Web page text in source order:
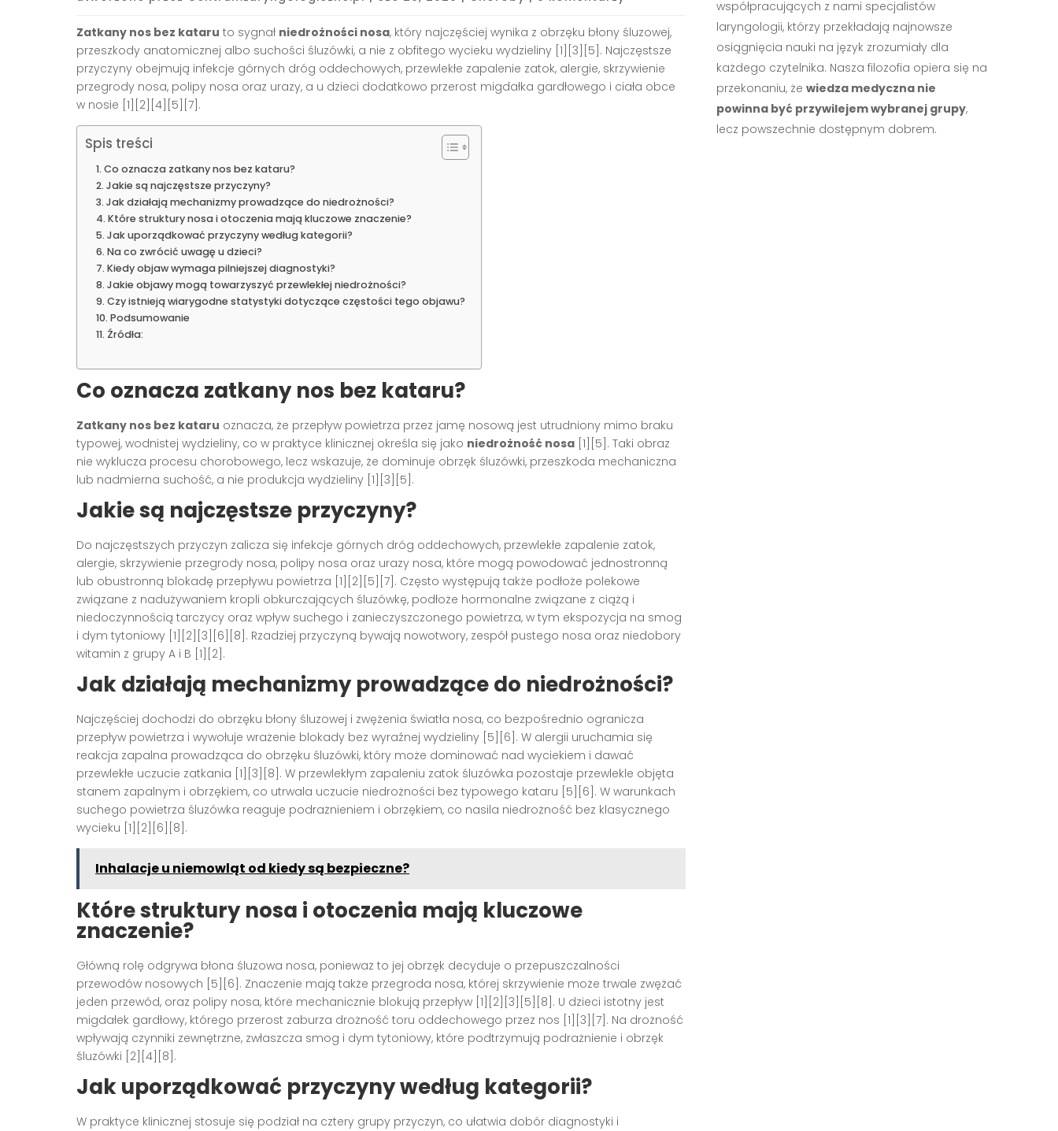
Zatkany nos bez kataru to sygnał niedrożności nosa, który najczęściej wynika z obrzęku błony śluzowej,
przeszkody anatomicznej albo suchości śluzówki, a nie z obfitego wycieku wydzieliny [1][3][5]. Najczęstsze
przyczyny obejmują infekcje górnych dróg oddechowych, przewlekłe zapalenie zatok, alergie, skrzywienie
przegrody nosa, polipy nosa oraz urazy, a u dzieci dodatkowo przerost migdałka gardłowego i ciała obce
w nosie [1][2][4][5][7].
Spis treści
Co oznacza zatkany nos bez kataru?
Jakie są najczęstsze przyczyny?
Jak działają mechanizmy prowadzące do niedrożności?
Które struktury nosa i otoczenia mają kluczowe znaczenie?
Jak uporządkować przyczyny według kategorii?
Na co zwrócić uwagę u dzieci?
Kiedy objaw wymaga pilniejszej diagnostyki?
Jakie objawy mogą towarzyszyć przewlekłej niedrożności?
Czy istnieją wiarygodne statystyki dotyczące częstości tego objawu?
Podsumowanie
Źródła:
Co oznacza zatkany nos bez kataru?
Zatkany nos bez kataru oznacza, że przepływ powietrza przez jamę nosową jest utrudniony mimo braku
typowej, wodnistej wydzieliny, co w praktyce klinicznej określa się jako niedrożność nosa [1][5]. Taki obraz
nie wyklucza procesu chorobowego, lecz wskazuje, że dominuje obrzęk śluzówki, przeszkoda mechaniczna
lub nadmierna suchość, a nie produkcja wydzieliny [1][3][5].
Jakie są najczęstsze przyczyny?
Do najczęstszych przyczyn zalicza się infekcje górnych dróg oddechowych, przewlekłe zapalenie zatok,
alergie, skrzywienie przegrody nosa, polipy nosa oraz urazy nosa, które mogą powodować jednostronną
lub obustronną blokadę przepływu powietrza [1][2][5][7]. Często występują także podłoże polekowe
związane z nadużywaniem kropli obkurczających śluzówkę, podłoże hormonalne związane z ciążą i
niedoczynnością tarczycy oraz wpływ suchego i zanieczyszczonego powietrza, w tym ekspozycja na smog
i dym tytoniowy [1][2][3][6][8]. Rzadziej przyczyną bywają nowotwory, zespół pustego nosa oraz niedobory
witamin z grupy A i B [1][2].
Jak działają mechanizmy prowadzące do niedrożności?
Najczęściej dochodzi do obrzęku błony śluzowej i zwężenia światła nosa, co bezpośrednio ogranicza
przepływ powietrza i wywołuje wrażenie blokady bez wyraźnej wydzieliny [5][6]. W alergii uruchamia się
reakcja zapalna prowadząca do obrzęku śluzówki, który może dominować nad wyciekiem i dawać
przewlekłe uczucie zatkania [1][3][8]. W przewlekłym zapaleniu zatok śluzówka pozostaje przewlekle objęta
stanem zapalnym i obrzękiem, co utrwala uczucie niedrożności bez typowego kataru [5][6]. W warunkach
suchego powietrza śluzówka reaguje podrażnieniem i obrzękiem, co nasila niedrożność bez klasycznego
wycieku [1][2][6][8].
Inhalacje u niemowląt od kiedy są bezpieczne?
Które struktury nosa i otoczenia mają kluczowe
znaczenie?
Główną rolę odgrywa błona śluzowa nosa, ponieważ to jej obrzęk decyduje o przepuszczalności
przewodów nosowych [5][6]. Znaczenie mają także przegroda nosa, której skrzywienie może trwale zwężać
jeden przewód, oraz polipy nosa, które mechanicznie blokują przepływ [1][2][3][5][8]. U dzieci istotny jest
migdałek gardłowy, którego przerost zaburza drożność toru oddechowego przez nos [1][3][7]. Na drożność
wpływają czynniki zewnętrzne, zwłaszcza smog i dym tytoniowy, które podtrzymują podrażnienie i obrzęk
śluzówki [2][4][8].
Jak uporządkować przyczyny według kategorii?
W praktyce klinicznej stosuje się podział na cztery grupy przyczyn, co ułatwia dobór diagnostyki i
współpracujących z nami specjalistów
laryngologii, którzy przekładają najnowsze
osiągnięcia nauki na język zrozumiały dla
każdego czytelnika. Nasza filozofia opiera się na
przekonaniu, że wiedza medyczna nie
powinna być przywilejem wybranej grupy,
lecz powszechnie dostępnym dobrem.